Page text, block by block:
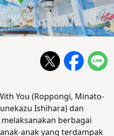
You (Roppongi, Minato-
Ishihara) dan
berbagai
anak yang terdampak